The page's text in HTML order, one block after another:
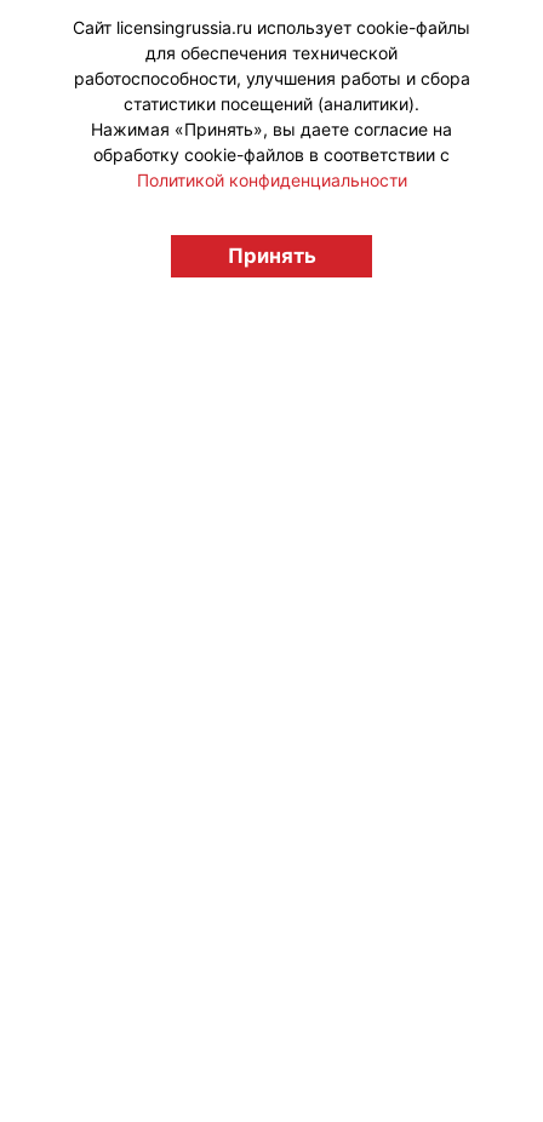
Сайт licensingrussia.ru использует cookie-файлы
для обеспечения технической
работоспособности, улучшения работы и сбора
статистики посещений (аналитики).
Нажимая «Принять», вы даете согласие на
обработку cookie-файлов в соответствии с
Политикой конфиденциальности
Принять